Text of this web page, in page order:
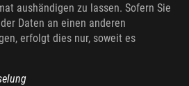
aushändigen zu lassen. Sofern Sie
Daten an einen anderen
erfolgt dies nur, soweit es